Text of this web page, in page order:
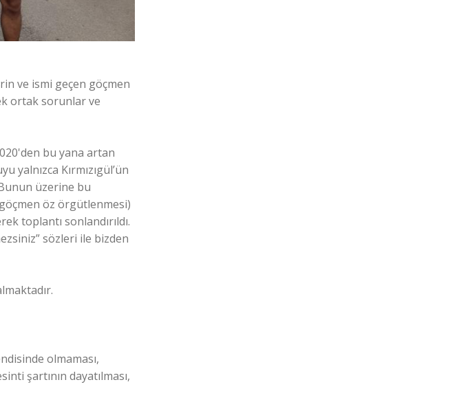
ve ismi geçen göçmen
ortak sorunlar ve
bu yana artan
Kırmızıgül’ün
üzerine bu
öz örgütlenmesi)
toplantı sonlandırıldı.
sözleri ile bizden
olmaması,
şartının dayatılması,